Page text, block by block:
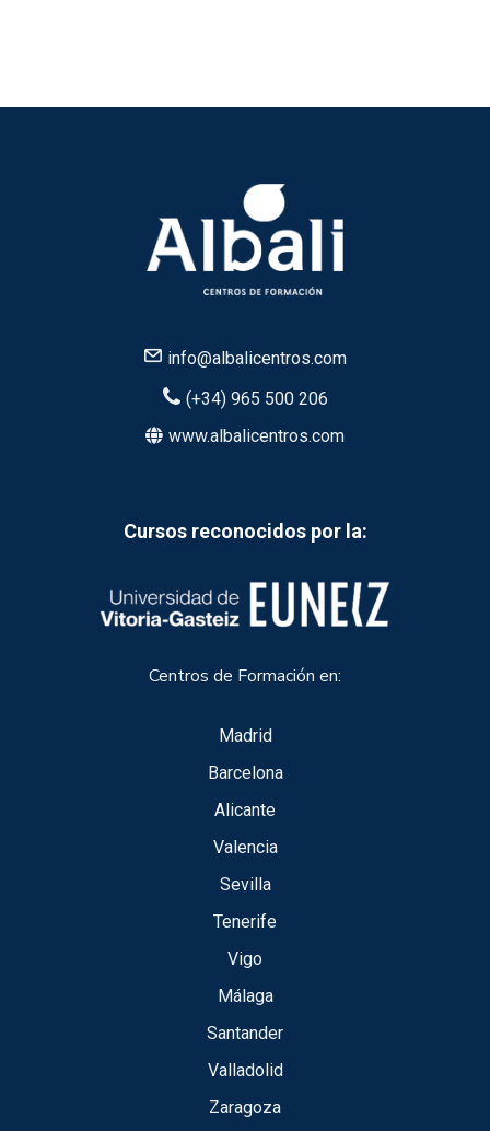
info@albalicentros.com
(+34) 965 500 206
www.albalicentros.com
Cursos reconocidos por la:
Centros de Formación en:
Madrid
Barcelona
Alicante
Valencia
Sevilla
Tenerife
Vigo
Málaga
Santander
Valladolid
Zaragoza